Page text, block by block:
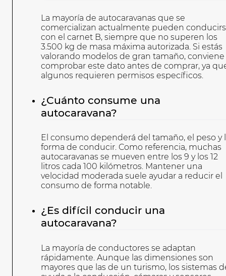
La mayoría de autocaravanas que se
comercializan actualmente pueden
con el carnet B, siempre que no superen los
3.500 kg de masa máxima autorizada. Si estás
valorando modelos de gran tamaño, conviene
comprobar este dato antes de comprar, ya
algunos requieren permisos específicos.
¿Cuánto consume una
autocaravana?
El consumo dependerá del tamaño, el peso y
forma de conducir. Como referencia, muchas
autocaravanas se mueven entre los 9 y los 12
litros cada 100 kilómetros. Mantener una
velocidad moderada suele ayudar a reducir el
consumo de forma notable.
¿Es difícil conducir una
autocaravana?
La mayoría de conductores se adaptan
rápidamente. Aunque las dimensiones son
mayores que las de un turismo, los sistemas